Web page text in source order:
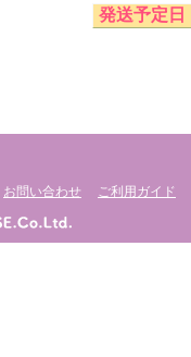
発送予定日
お問い合わせ ご利用ガイド